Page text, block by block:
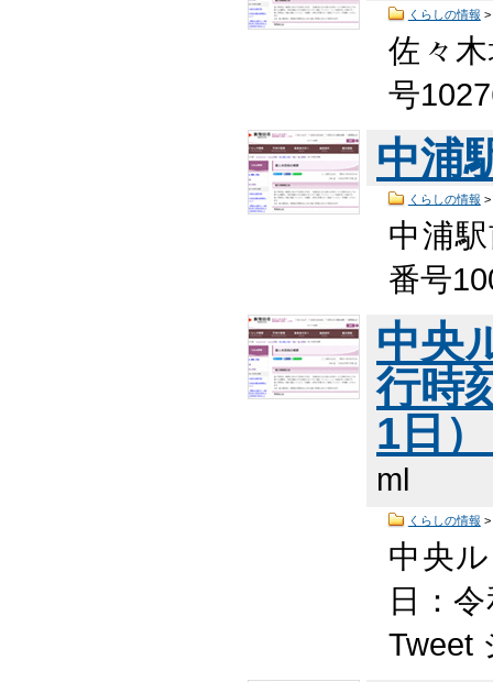
くらしの情報 >
佐々
号
中浦
くらしの情報 >
中浦
番号
中央
行時
1日
ml
くらしの情報 >
中央
日：